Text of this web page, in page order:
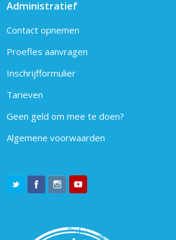
Administratief
Contact opnemen
Proefles aanvragen
Inschrijfformulier
Tarieven
Geen geld om mee te doen?
Algemene voorwaarden